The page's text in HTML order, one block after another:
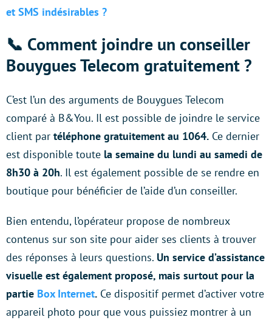
et SMS indésirables ?
📞 Comment joindre un conseiller
Bouygues Telecom gratuitement ?
C’est l’un des arguments de Bouygues Telecom
comparé à B&You. Il est possible de joindre le service
client par téléphone gratuitement au 1064. Ce dernier
est disponible toute la semaine du lundi au samedi de
8h30 à 20h. Il est également possible de se rendre en
boutique pour bénéficier de l’aide d’un conseiller.
Bien entendu, l’opérateur propose de nombreux
contenus sur son site pour aider ses clients à trouver
des réponses à leurs questions. Un service d’assistance
visuelle est également proposé, mais surtout pour la
partie Box Internet. Ce dispositif permet d’activer votre
appareil photo pour que vous puissiez montrer à un